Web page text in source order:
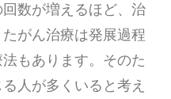
数が増えるほど、治
がん治療は発展過程
もあります。そのた
人が多くいると考え